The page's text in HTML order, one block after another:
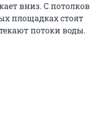
вниз. С потолков
площадках стоят
потоки воды.